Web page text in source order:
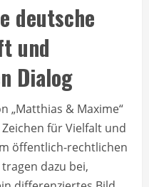
deutsche
und
Dialog
„Matthias & Maxime“
für Vielfalt und
öffentlich-rechtlichen
dazu bei,